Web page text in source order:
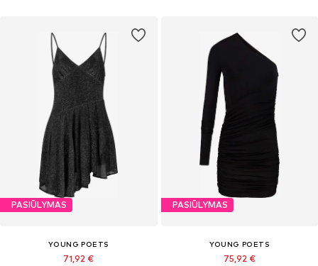
PASIŪLYMAS
YOUNG POETS
71,92 €
PASIŪLYMAS
YOUNG POETS
75,92 €